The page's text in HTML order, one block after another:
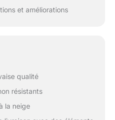
et améliorations
qualité
résistants
la neige